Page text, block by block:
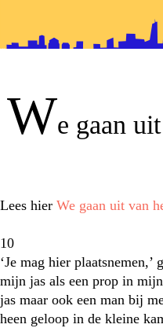
We gaan
Lees hier We gaan uit van
10
‘Je mag hier plaatsnemen,’
mijn jas als een prop in
jas maar ook een man bij
heen geloop in de kleine